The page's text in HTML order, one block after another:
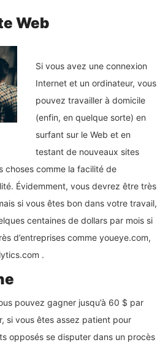
Web
Si vous avez une connexion
Internet et un ordinateur, vous
pouvez travailler à domicile
(enfin, en quelque sorte) en
surfant sur le Web et en
testant de nouveaux sites
choses comme la facilité de
Évidemment, vous devrez être très
si vous êtes bon dans votre travail,
centaines de dollars par mois si
d’entreprises comme youeye.com,
.
pouvez gagner jusqu’à 60 $ par
si vous êtes assez patient pour
opposés se disputer dans un procès